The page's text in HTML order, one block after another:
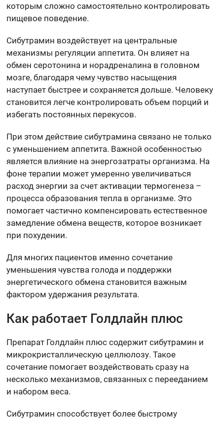
которым сложно самостоятельно контролировать
пищевое поведение.
Сибутрамин воздействует на центральные
механизмы регуляции аппетита. Он влияет на
обмен серотонина и норадреналина в головном
мозге, благодаря чему чувство насыщения
наступает быстрее и сохраняется дольше. Человеку
становится легче контролировать объем порций и
избегать постоянных перекусов.
При этом действие сибутрамина связано не только
с уменьшением аппетита. Важной особенностью
является влияние на энергозатраты организма. На
фоне терапии может умеренно увеличиваться
расход энергии за счет активации термогенеза –
процесса образования тепла в организме. Это
помогает частично компенсировать естественное
замедление обмена веществ, которое возникает
при похудении.
Для многих пациентов именно сочетание
уменьшения чувства голода и поддержки
энергетического обмена становится важным
фактором удержания результата.
Как работает Голдлайн плюс
Препарат Голдлайн плюс содержит сибутрамин и
микрокристаллическую целлюлозу. Такое
сочетание помогает воздействовать сразу на
несколько механизмов, связанных с перееданием
и набором веса.
Сибутрамин способствует более быстрому